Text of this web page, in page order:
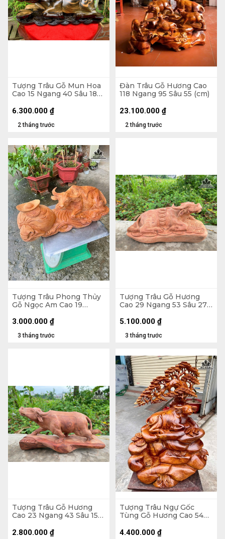
Tượng Trâu Gỗ Mun Hoa
Cao 15 Ngang 40 Sâu 18
2 tháng trước
6.300.000 ₫
Đàn Trâu Gỗ Hương Cao
118 Ngang 95 Sâu 55 (cm)
2 tháng trước
23.100.000 ₫
Tượng Trâu Phong Thủy
Gỗ Ngọc Am Cao 19
3 tháng trước
3.000.000 ₫
Tượng Trâu Gỗ Hương
Cao 29 Ngang 53 Sâu 27
3 tháng trước
5.100.000 ₫
Tượng Trâu Gỗ Hương
Cao 23 Ngang 43 Sâu 15
2.800.000 ₫
Tượng Trâu Ngự Gốc
Tùng Gỗ Hương Cao 54
4.400.000 ₫